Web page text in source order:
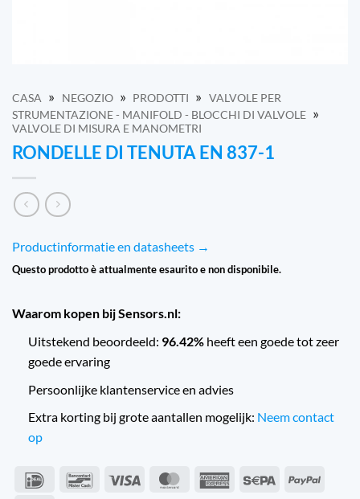
CASA » NEGOZIO » PRODOTTI »
VALVOLE PER
STRUMENTAZIONE - MANIFOLD - BLOCCHI DI VALVOLE »
VALVOLE DI MISURA E MANOMETRI
RONDELLE DI TENUTA EN 837-1
Productinformatie en datasheets →
Questo prodotto è attualmente esaurito e non disponibile.
Waarom kopen bij Sensors.nl:
Uitstekend beoordeeld: 96.42% heeft een goede tot zeer
goede ervaring
Persoonlijke klantenservice en advies
Extra korting bij grote aantallen mogelijk: Neem contact
op
IDeal BancontactVisto MasterCardAmerican Sepa
PayPal